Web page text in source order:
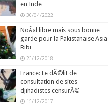
en Inde
30/04/2022
NoÃ«l libre mais sous bonne
garde pour la Pakistanaise Asia
Bibi
23/12/2018
France: Le dÃ©lit de
consultation de sites
djihadistes censurÃ©
15/12/2017